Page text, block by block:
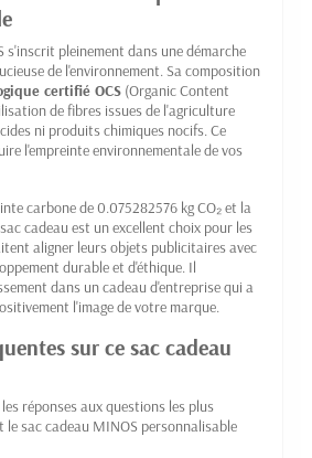
s'inscrit pleinement dans une démarche
de l'environnement. Sa composition
certifié OCS (Organic Content
de fibres issues de l'agriculture
ni produits chimiques nocifs. Ce
l'empreinte environnementale de vos
carbone de 0.075282576 kg CO₂ et la
cadeau est un excellent choix pour les
aligner leurs objets publicitaires avec
durable et d'éthique. Il
dans un cadeau d'entreprise qui a
l'image de votre marque.
sur ce sac cadeau
réponses aux questions les plus
sac cadeau MINOS personnalisable